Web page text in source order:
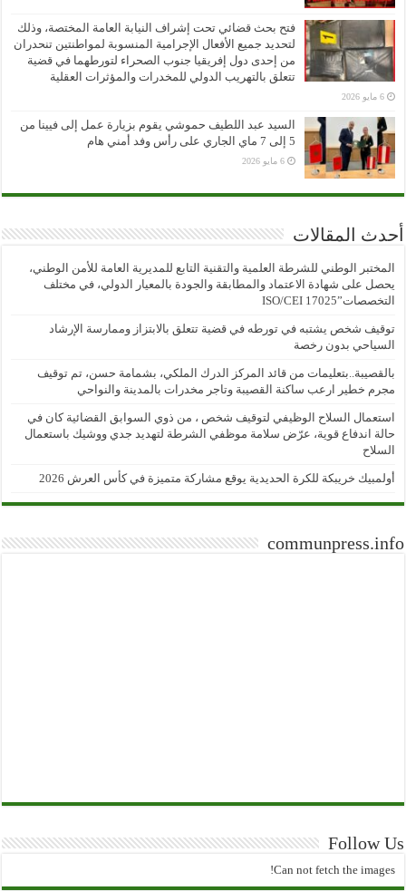
فتح بحث قضائي تحت إشراف النيابة العامة المختصة، وذلك
لتحديد جميع الأفعال الإجرامية المنسوبة لمواطنتين تنحدران
من إحدى دول إفريقيا جنوب الصحراء لتورطهما في قضية
تتعلق بالتهريب الدولي للمخدرات والمؤثرات العقلية
6 مايو 2026
السيد عبد اللطيف حموشي يقوم بزيارة عمل إلى فيينا من
5 إلى 7 ماي الجاري على رأس وفد أمني هام
6 مايو 2026
أحدث المقالات
المختبر الوطني للشرطة العلمية والتقنية التابع للمديرية العامة للأمن الوطني،
يحصل على شهادة الاعتماد والمطابقة والجودة بالمعيار الدولي، في مختلف
التخصصات”ISO/CEI 17025
توقيف شخص يشتبه في تورطه في قضية تتعلق بالابتزاز وممارسة الإرشاد
السياحي بدون رخصة
بالقصيبة..بتعليمات من قائد المركز الدرك الملكي، بشمامة حسن، تم توقيف
مجرم خطير ارعب ساكنة القصيبة وتاجر مخدرات بالمدينة والنواحي
استعمال السلاح الوظيفي لتوقيف شخص ، من ذوي السوابق القضائية كان في
حالة اندفاع قوية، عرّض سلامة موظفي الشرطة لتهديد جدي ووشيك باستعمال
السلاح
أولمبيك خريبكة للكرة الحديدية يوقع مشاركة متميزة في كأس العرش 2026
communpress.info
Follow Us
Can not fetch the images!